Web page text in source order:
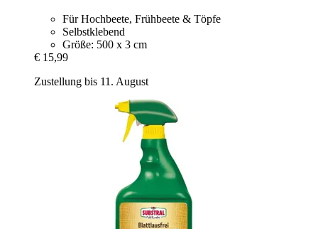
Für Hochbeete, Frühbeete & Töpfe
Selbstklebend
Größe: 500 x 3 cm
€ 15,99
Zustellung bis 11. August